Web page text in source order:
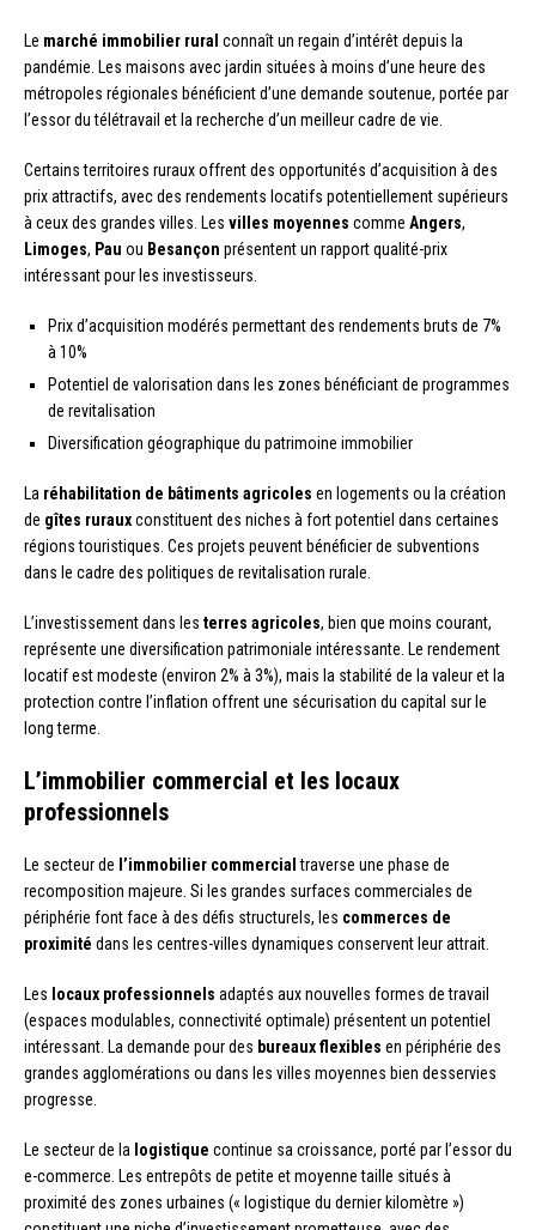
Le marché immobilier rural connaît un regain d’intérêt depuis la
pandémie. Les maisons avec jardin situées à moins d’une heure des
métropoles régionales bénéficient d’une demande soutenue, portée par
l’essor du télétravail et la recherche d’un meilleur cadre de vie.
Certains territoires ruraux offrent des opportunités d’acquisition à des
prix attractifs, avec des rendements locatifs potentiellement supérieurs
à ceux des grandes villes. Les villes moyennes comme Angers,
Limoges, Pau ou Besançon présentent un rapport qualité-prix
intéressant pour les investisseurs.
Prix d’acquisition modérés permettant des rendements bruts de 7%
à 10%
Potentiel de valorisation dans les zones bénéficiant de programmes
de revitalisation
Diversification géographique du patrimoine immobilier
La réhabilitation de bâtiments agricoles en logements ou la création
de gîtes rurauxconstituent des niches à fort potentiel dans certaines
régions touristiques. Ces projets peuvent bénéficier de subventions
dans le cadre des politiques de revitalisation rurale.
L’investissement dans les terres agricoles, bien que moins courant,
représente une diversification patrimoniale intéressante. Le rendement
locatif est modeste (environ 2% à 3%), mais la stabilité de la valeur et la
protection contre l’inflation offrent une sécurisation du capital sur le
long terme.
L’immobilier commercial et les locaux
professionnels
Le secteur de l’immobilier commercialtraverse une phase de
recomposition majeure. Si les grandes surfaces commerciales de
périphérie font face à des défis structurels, les commerces de
proximité dans les centres-villes dynamiques conservent leur attrait.
Les locaux professionnels adaptés aux nouvelles formes de travail
(espaces modulables, connectivité optimale) présentent un potentiel
intéressant. La demande pour des bureaux flexibles en périphérie des
grandes agglomérations ou dans les villes moyennes bien desservies
progresse.
Le secteur de la logistique continue sa croissance, porté par l’essor du
e-commerce. Les entrepôts de petite et moyenne taille situés à
proximité des zones urbaines (« logistique du dernier kilomètre »)